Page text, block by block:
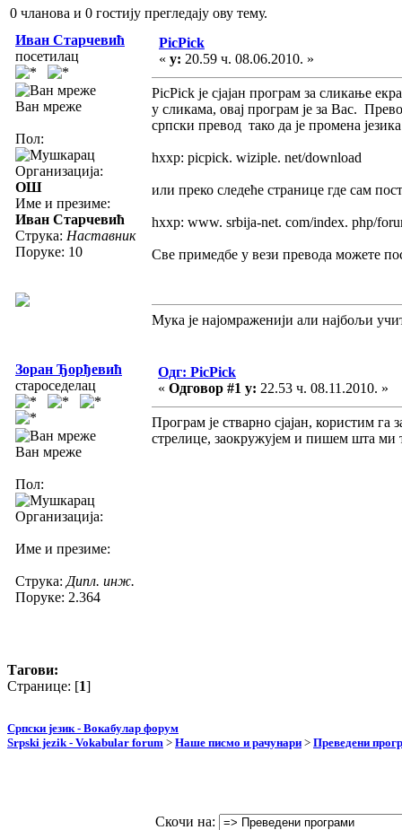
0 чланова и 0 гостију прегледају ову тему.
Иван Старчевић
посетилац
Ван мреже
Пол:
Организација:
ОШ
Име и презиме:
Иван Старчевић
Струка: Наставник
Поруке: 10
PicPick
« у: 20.59 ч. 08.06.2010. »
PicPick је сјајан програм за сликање
у сликама, овај програм је за Вас.
српски превод тако да је промена
hxxp: picpick. wiziple. net/download
или преко следеће странице где сам
hxxp: www. srbija-net. com/index. php/
Све примедбе у вези превода можете
Мука је најомраженији али најбољи
Зоран Ђорђевић
староседелац
Ван мреже
Пол:
Организација:
Име и презиме:
Струка: Дипл. инж.
Поруке: 2.364
Одг: PicPick
« Одговор #1 у: 22.53 ч. 08.11.2010. »
Програм је стварно сјајан, користим
стрелице, заокружујем и пишем шта ми
Тагови:
Странице: [1]
Српски језик - Вокабулар форум
Srpski jezik - Vokabular forum > Наше писмо и рачунари > Преведени
Скочи на: